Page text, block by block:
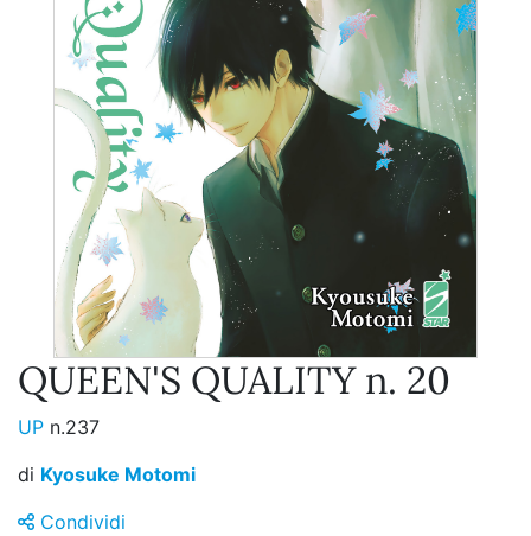
QUEEN'S QUALITY n. 20
UP n.237
di Kyosuke Motomi
Condividi